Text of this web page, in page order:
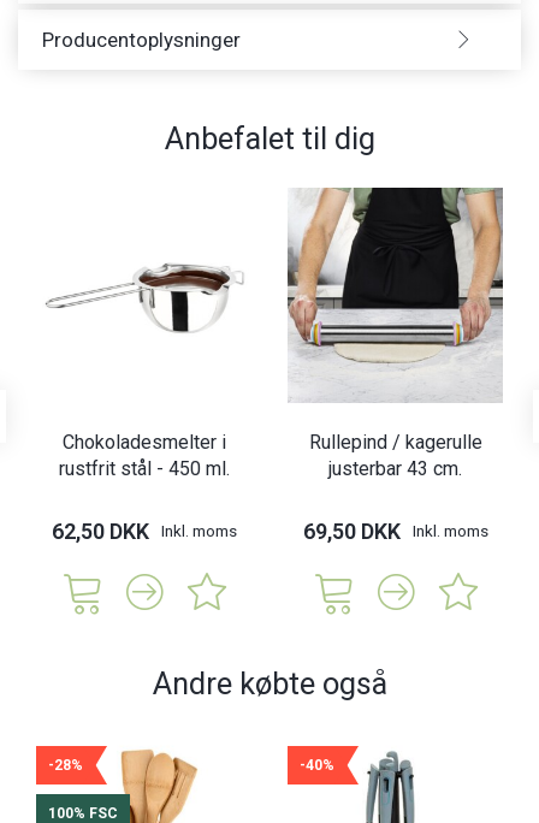
Producentoplysninger
Anbefalet til dig
Chokoladesmelter i
rustfrit stål - 450 ml.
62,50 DKK Inkl. moms
Rullepind / kagerulle
justerbar 43 cm.
69,50 DKK Inkl. moms
Andre købte også
-28%
100% FSC
-40%